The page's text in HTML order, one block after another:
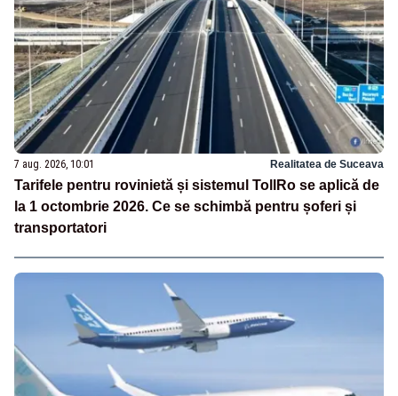
7 aug. 2026, 10:01 Realitatea de Suceava
Tarifele pentru rovinietă și sistemul TollRo se aplică de
la 1 octombrie 2026. Ce se schimbă pentru șoferi și
transportatori